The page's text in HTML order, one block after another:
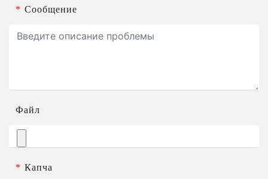
* Сообщение
Файл
* Капча